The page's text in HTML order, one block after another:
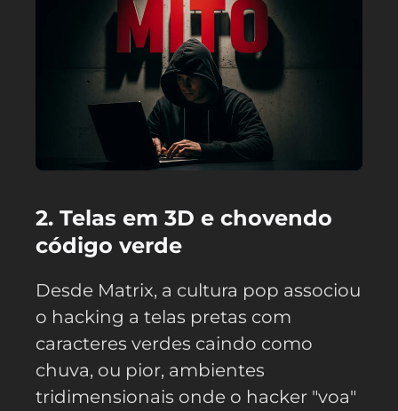
2. Telas em 3D e chovendo
código verde
Desde Matrix, a cultura pop associou
o hacking a telas pretas com
caracteres verdes caindo como
chuva, ou pior, ambientes
tridimensionais onde o hacker "voa"